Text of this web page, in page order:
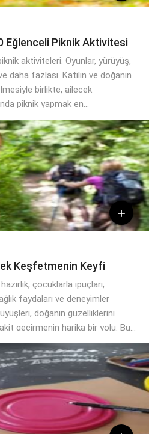
Eğlenceli Piknik Aktivitesi
aktiviteleri. Oyunlar, yürüyüş,
daha fazlası. Katılın ve doğanın
birlikte, ailecek
piknik yapmak en...

Keşfetmenin Keyfi
çocuklarla ipuçları,
faydaları ve deneyimler
doğanın güzelliklerini
geçirmenin harika bir yolu. Bu...